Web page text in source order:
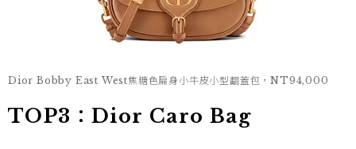
Dior Bobby East West焦糖色扁身小牛皮小型翻蓋包，NT94,000
TOP3：Dior Caro Bag